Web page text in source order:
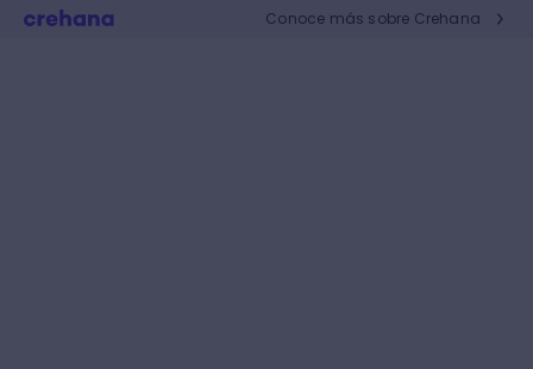
Conoce más sobre Crehana